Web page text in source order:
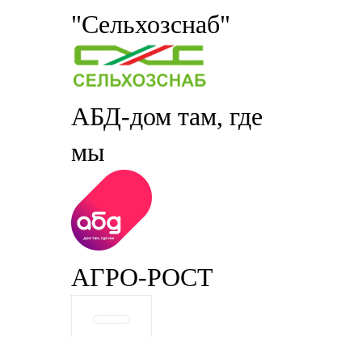
"Сельхозснаб"
АБД-дом там, где
мы
АГРО-РОСТ